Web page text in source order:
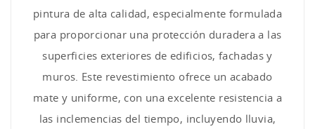
pintura de alta calidad, especialmente formulada
para proporcionar una protección duradera a las
superficies exteriores de edificios, fachadas y
muros. Este revestimiento ofrece un acabado
mate y uniforme, con una excelente resistencia a
las inclemencias del tiempo, incluyendo lluvia,